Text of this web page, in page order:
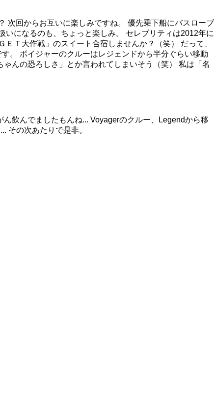
次回からお互いに楽しみですね。 優先乗下船にバスローブ
になるのも、ちょっと楽しみ。 セレブリティは2012年に
Ｔ大作戦」のスイート合宿しませんか？（笑） だって、
。 ボイジャーのクルーはレジェンドから半分ぐらい移動
んの恐ろしさ」とか言われてしまいそう（笑） 私は「名
飲んでましたもんね... Voyagerのクルー、Legendから移
その次あたりで是非。